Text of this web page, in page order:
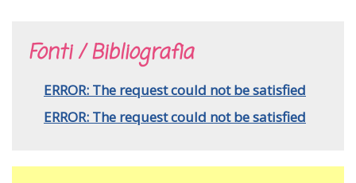
Fonti / Bibliografia
ERROR: The request could not be satisfied
ERROR: The request could not be satisfied